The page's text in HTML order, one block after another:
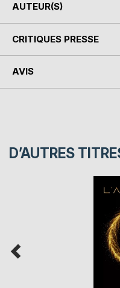
AUTEUR(S)
CRITIQUES PRESSE
AVIS
D’AUTRES